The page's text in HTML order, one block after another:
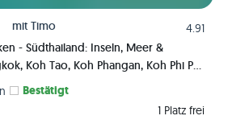
mit Timo
4.91
- Südthailand: Inseln, Meer &
Koh Tao, Koh Phangan, Koh Phi Phi,
Bestätigt
1 Platz frei